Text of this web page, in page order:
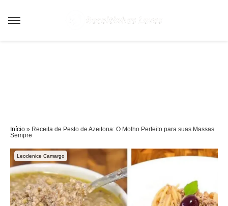
Início » Receita de Pesto de Azeitona: O Molho Perfeito para suas Massas
Sempre
Leodenice Camargo